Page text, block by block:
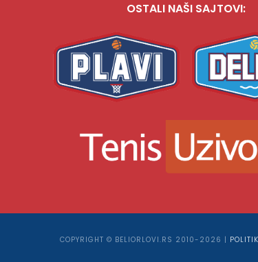
OSTALI NAŠI SAJTOVI:
COPYRIGHT © BELIORLOVI.RS 2010-2026 |